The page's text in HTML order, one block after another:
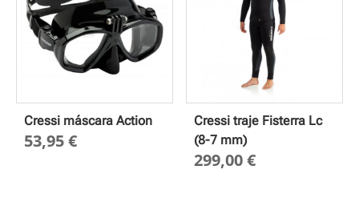
Cressi máscara Action
53,95€
Cressi traje Fisterra Lc
(8-7 mm)
299,00€